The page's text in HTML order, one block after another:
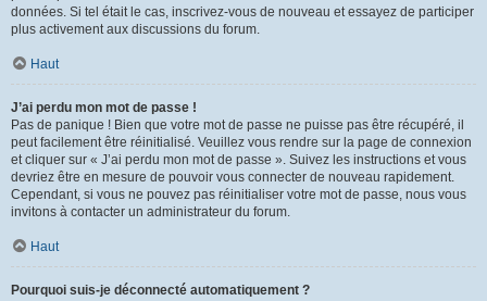
données. Si tel était le cas, inscrivez-vous de nouveau et essayez de participer
plus activement aux discussions du forum.
Haut
J’ai perdu mon mot de passe !
Pas de panique ! Bien que votre mot de passe ne puisse pas être récupéré, il
peut facilement être réinitialisé. Veuillez vous rendre sur la page de connexion
et cliquer sur « J’ai perdu mon mot de passe ». Suivez les instructions et vous
devriez être en mesure de pouvoir vous connecter de nouveau rapidement.
Cependant, si vous ne pouvez pas réinitialiser votre mot de passe, nous vous
invitons à contacter un administrateur du forum.
Haut
Pourquoi suis-je déconnecté automatiquement ?